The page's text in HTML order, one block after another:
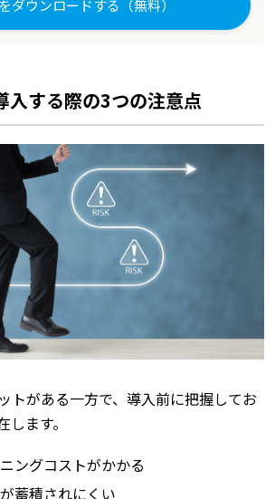
ダウンロードする（無料）
入する際の3つの注意点
トがある一方で、導入前に把握してお
ます。
ングコストがかかる
蓄積されにくい